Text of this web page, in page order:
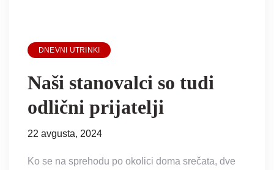
DNEVNI UTRINKI
Naši stanovalci so tudi
odlični prijatelji
22 avgusta, 2024
Ko se na sprehodu po okolici doma srečata, dve